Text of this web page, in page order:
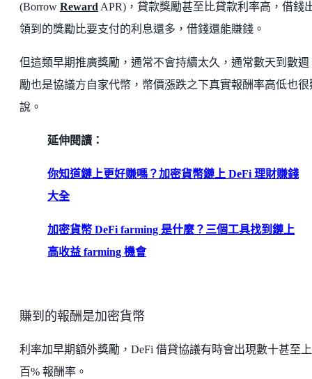
(Borrow Reward APR)，貸款獎勵甚至比貸款利率高，借錢
領到的獎勵比要支付的利息還多，借錢還能賺錢。
但這類早期推廣獎勵，通常不會持續太久，通常數天到數週
勵也是協議方自家代幣，幣價漲跌之下真實報酬率高低也很
說。
延伸閱讀：
你知道鏈上更好賺嗎？加密貨幣鏈上 DeFi 理財賺錢
大全
加密貨幣 DeFi farming 是什麼？三個工具找到鏈上
高收益 farming 機會
賺到的報酬是加密貨幣
利率加早期額外獎勵，DeFi 借貸協議有時會出現數十甚至上
百% 報酬率。